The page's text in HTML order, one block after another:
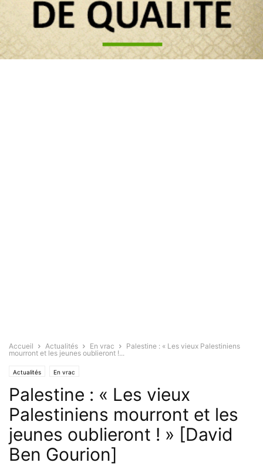
Accueil Actualités En vrac
Palestine : « Les vieux Palestiniens
mourront et les jeunes oublieront !...
Actualités En vrac
Palestine : « Les vieux
Palestiniens mourront et les
jeunes oublieront ! » [David
Ben Gourion]